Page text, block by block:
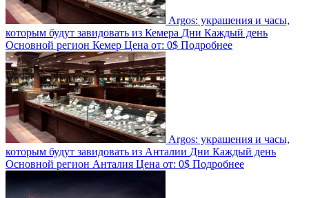
Argos: украшения и часы,
которым будут завидовать из Кемера Дни Каждый день
Основной регион Кемер Цена от: 0$ Подробнее
Argos: украшения и часы,
которым будут завидовать из Анталии Дни Каждый день
Основной регион Анталия Цена от: 0$ Подробнее